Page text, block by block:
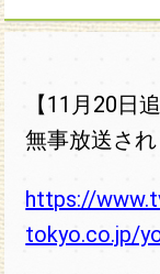
【11月20日追
無事放送され
https://
tokyo.co.jp/